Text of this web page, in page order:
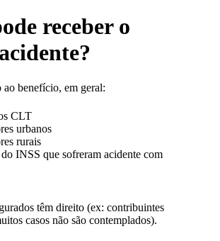
receber o
ao benefício, em geral:
CLT
urbanos
rurais
do INSS que sofreram acidente com
têm direito (ex: contribuintes
casos não são contemplados).